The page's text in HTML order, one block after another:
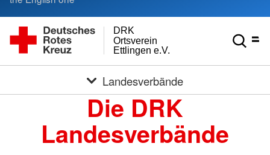
Ettlingen e.V.
Ortsverein
DRK
Landesverbände
Die DRK
Landesverbände